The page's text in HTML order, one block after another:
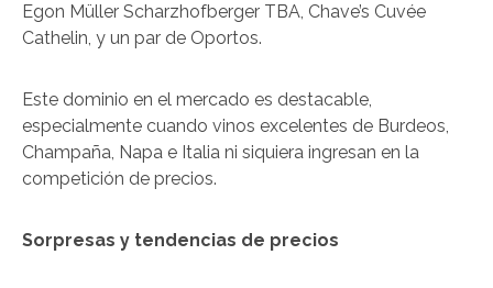
Egon Müller Scharzhofberger TBA, Chave’s Cuvée
Cathelin, y un par de Oportos.
Este dominio en el mercado es destacable,
especialmente cuando vinos excelentes de Burdeos,
Champaña, Napa e Italia ni siquiera ingresan en la
competición de precios.
Sorpresas y tendencias de precios